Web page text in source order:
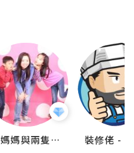
儍媽媽與兩隻小魔怪之家